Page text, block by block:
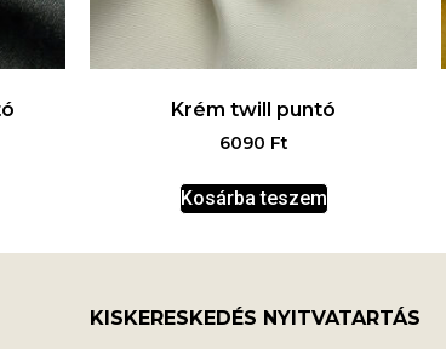
Krém twill puntó
6090 Ft
Kosárba teszem
KISKERESKEDÉS NYITVATARTÁS